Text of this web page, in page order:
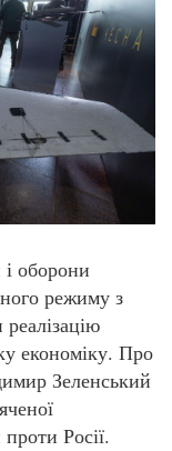
оборони
режиму з
економіку. Про
Зеленський
Росії.